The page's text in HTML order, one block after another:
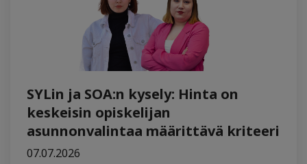
SYLin ja SOA:n kysely: Hinta on
keskeisin opiskelijan
asunnonvalintaa määrittävä kriteeri
07.07.2026